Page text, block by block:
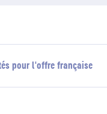
pour l'offre française